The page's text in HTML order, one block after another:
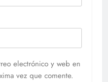
electrónico y web en
vez que comente.